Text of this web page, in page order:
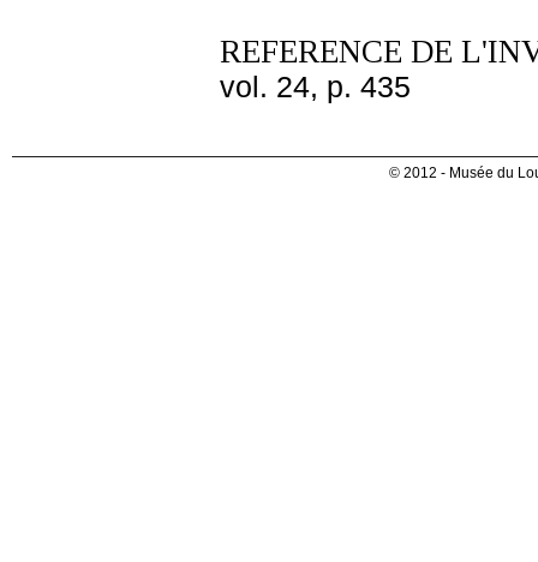
REFERENCE DE
vol. 24, p. 435
© 2012 - Musée du